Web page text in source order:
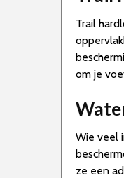
Trail
om je
Wie veel
ze een